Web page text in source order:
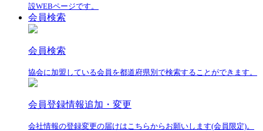
設WEBページです。
会員検索
会員検索
協会に加盟している会員を都道府県別で検索することができます。
会員登録情報追加・変更
会社情報の登録変更の届けはこちらからお願いします(会員限定)。